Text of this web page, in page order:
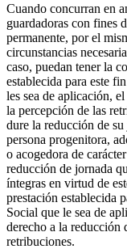
Cuando concurran en
guardadoras con fines
permanente, por el
circunstancias
caso, puedan tener la
establecida para este
les sea de aplicación,
la percepción de las
dure la reducción de
persona progenitora,
o acogedora de
reducción de jornada
íntegras en virtud de
prestación establecida
Social que le sea de
derecho a la reducción
retribuciones.